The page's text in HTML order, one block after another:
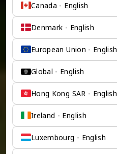
Canada - English
Denmark - English
European Union - English
Global - English
Hong Kong SAR - English
Ireland - English
Luxembourg - English